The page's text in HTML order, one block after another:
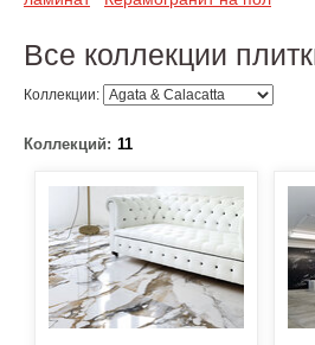
Все коллекции
Коллекции:
Коллекций: 11